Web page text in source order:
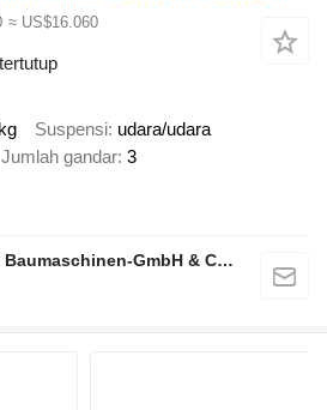
≈ US$16.060
Suspensi udara/udara
Jumlah gandar 3
alga Nutzfahrzeug- und Baumaschinen-GmbH & Co. KG